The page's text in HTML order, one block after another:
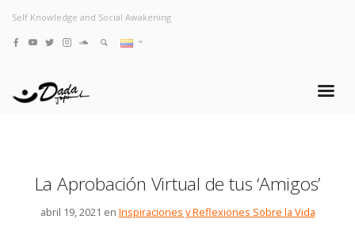
Self Knowledge and Social Awakening
La Aprobación Virtual de tus ‘Amigos’
abril 19, 2021 en Inspiraciones y Reflexiones Sobre la Vida